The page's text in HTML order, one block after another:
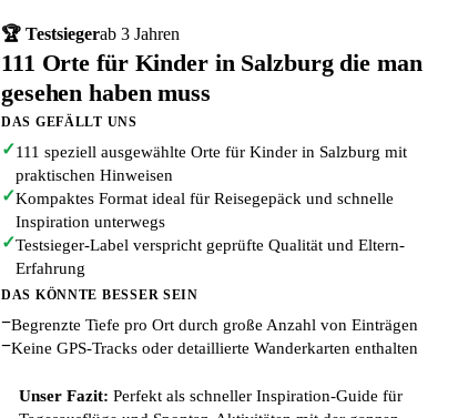
🏆 Testsiegerab 3 Jahren
111 Orte für Kinder in Salzburg die man
gesehen haben muss
DAS GEFÄLLT UNS
✓111 speziell ausgewählte Orte für Kinder in Salzburg mit
praktischen Hinweisen
✓Kompaktes Format ideal für Reisegepäck und schnelle
Inspiration unterwegs
✓Testsieger-Label verspricht geprüfte Qualität und Eltern-
Erfahrung
DAS KÖNNTE BESSER SEIN
−Begrenzte Tiefe pro Ort durch große Anzahl von Einträgen
−Keine GPS-Tracks oder detaillierte Wanderkarten enthalten
Unser Fazit: Perfekt als schneller Inspiration-Guide für